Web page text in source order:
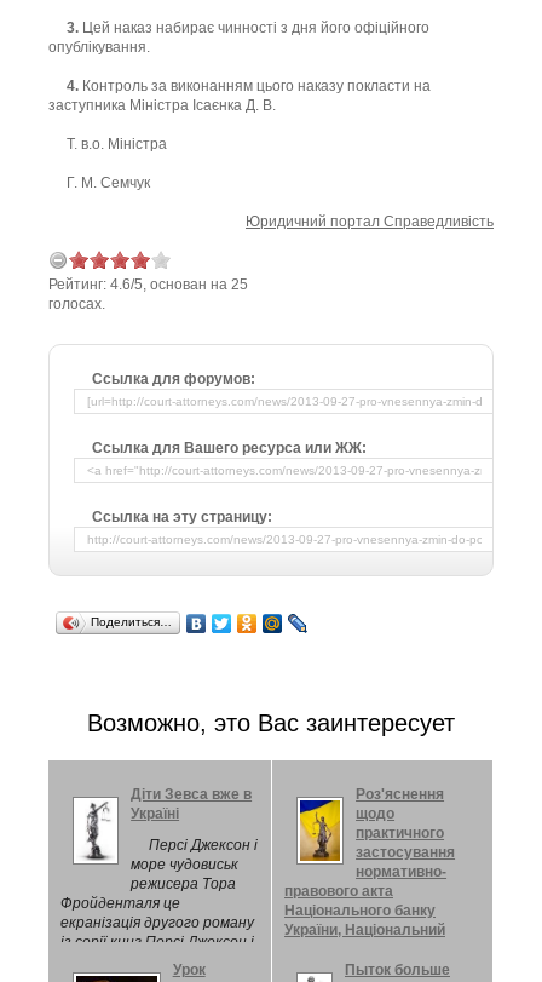
3. Цей наказ набирає чинності з дня його офіційного
опублікування.
4. Контроль за виконанням цього наказу покласти на
заступника Міністра Ісаєнка Д. В.
Т. в.о. Міністра
Г. М. Семчук
Юридичний портал Справедливість
Рейтинг: 4.6/5, основан на 25
голосах.
Ссылка для форумов:
Ссылка для Вашего ресурса или ЖЖ:
Ссылка на эту страницу:
Поделиться…
Возможно, это Вас заинтересует
Діти Зевса вже в
Україні
Персі Джексон і
море чудовиськ
режисера Тора
Фройденталя це
екранізація другого роману
із серії книг Персі Джексон і
олімпійці, продовження
Урок
Роз'яснення
щодо
практичного
застосування
нормативно-
правового акта
Національного банку
України, Національний
Пыток больше